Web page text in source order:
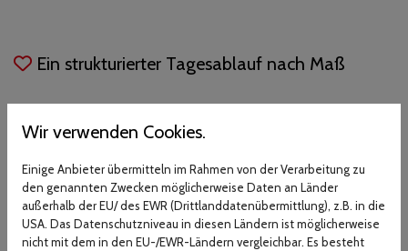
Ein strukturierter Tagesablauf nach Maß
Wir verwenden Cookies.
Einige Anbieter übermitteln im Rahmen von der Verarbeitung zu
den genannten Zwecken möglicherweise Daten an Länder
außerhalb der EU/ des EWR (Drittlanddatenübermittlung), z.B. in die
USA. Das Datenschutzniveau in diesen Ländern ist möglicherweise
nicht mit dem in den EU-/EWR-Ländern vergleichbar. Es besteht